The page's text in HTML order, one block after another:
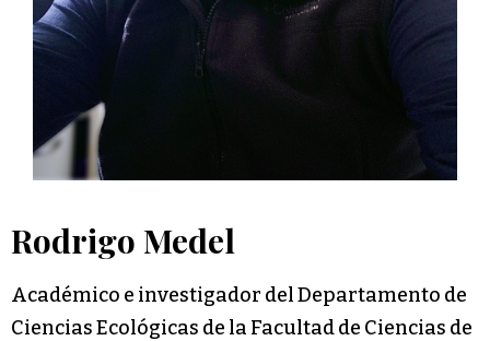
Rodrigo Medel
Académico e investigador del Departamento de
Ciencias Ecológicas de la Facultad de Ciencias de